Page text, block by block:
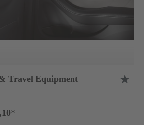
Travel Equipment
*